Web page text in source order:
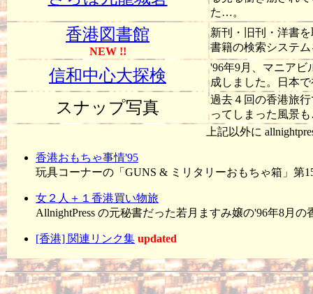
た…。
香港図書館
NEW !!
新刊・旧刊・洋書
書籍の検索システ
信和中心大探検
'96年9月、マニアビ
成しました。日本
スナップ写真
過去４回の香港旅
ってしまった風景
上記以外に
香港おもちゃ事情'95
玩具コーナーの「GUNS & ミリタリーおもちゃ箱」第
女２人＋１香港買い物旅
AllnightPress の元秘書だった若月ますみ嬢の'96年8月
[香港] 関連リンク集 updated